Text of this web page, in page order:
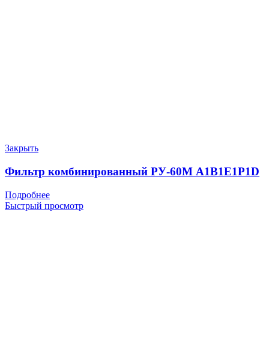
Закрыть
Фильтр комбинированный РУ-60М A1B1E1P1D
Подробнее
Быстрый просмотр